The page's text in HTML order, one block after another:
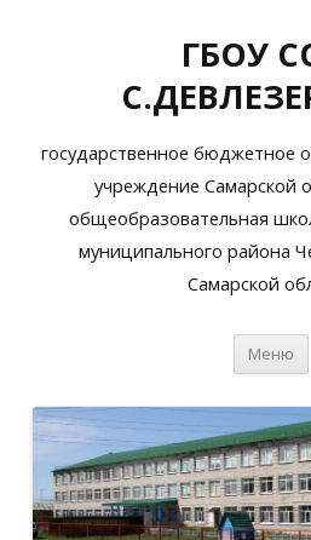
ГБОУ
государственное бюджетное
учреждение Самарской
общеобразовательная
муниципального района
Самарской
Меню